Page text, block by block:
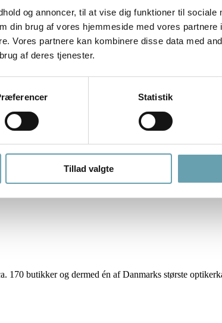
og annoncer, til at vise dig funktioner til sociale
din brug af vores hjemmeside med vores partnere
Vores partnere kan kombinere disse data med
af deres tjenester.
Statistik
Tillad valgte
for den fuldendte jetsetter, der er så sofistikeret, som
som designeren glorificere på signaturdetaljerne, der
butikker og dermed én af Danmarks største